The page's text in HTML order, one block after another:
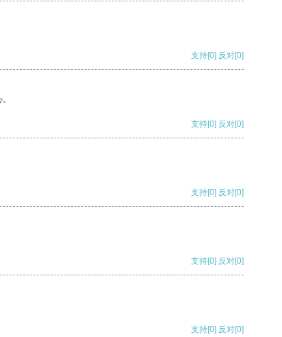
支持[0] 反对[0]
支持[0] 反对[0]
支持[0] 反对[0]
支持[0] 反对[0]
支持[0] 反对[0]